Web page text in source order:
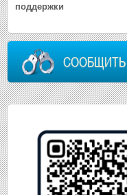
поддержки
СООБЩИТЬ